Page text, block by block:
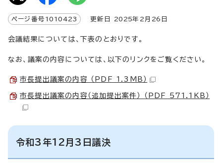
ページ番号 1010423 更新日 2025年2月 26 日
会議結果については、下表のとおりです。
なお、議案の内容については、以下のリンクをご覧ください。
市長提出議案の内容 （PDF 1.3MB）
市長提出議案の内容（追加提出案件） （PDF 571.1KB）
令和3年12月3日議決